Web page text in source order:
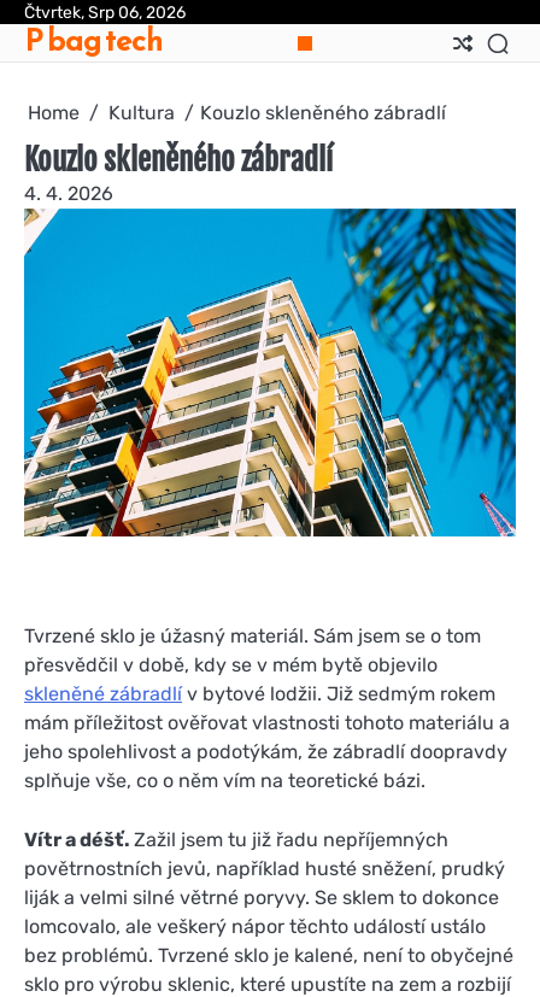
Skip
content
Čtvrtek, Srp 06, 2026
P bag tech
Home Kultura Kouzlo skleněného zábradlí
Kouzlo skleněného zábradlí
4. 4. 2026
Tvrzené sklo je úžasný materiál. Sám jsem se o tom
přesvědčil v době, kdy se v mém bytě objevilo
skleněné zábradlí v bytové lodžii. Již sedmým rokem
mám příležitost ověřovat vlastnosti tohoto materiálu a
jeho spolehlivost a podotýkám, že zábradlí doopravdy
splňuje vše, co o něm vím na teoretické bázi.
Vítr a déšť. Zažil jsem tu již řadu nepříjemných
povětrnostních jevů, například husté sněžení, prudký
liják a velmi silné větrné poryvy. Se sklem to dokonce
lomcovalo, ale veškerý nápor těchto událostí ustálo
bez problémů. Tvrzené sklo je kalené, není to obyčejné
sklo pro výrobu sklenic, které upustíte na zem a rozbijí